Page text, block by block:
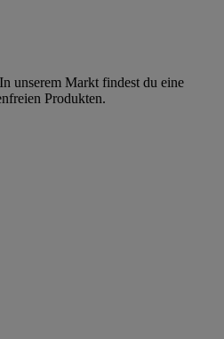
unserem Markt findest du eine
Produkten.